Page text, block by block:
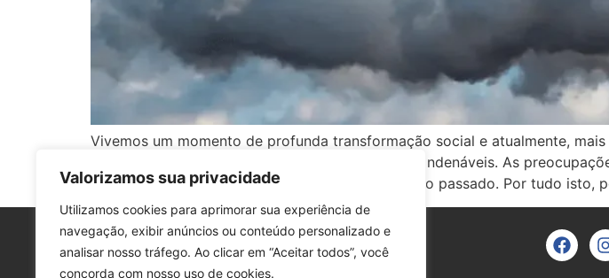
Valorizamos sua privacidade
Utilizamos cookies para aprimorar sua experiência de
navegação, exibir anúncios ou conteúdo personalizado e
analisar nosso tráfego. Ao clicar em “Aceitar todos”, você
concorda com nosso uso de cookies.
Vivemos um momento de profunda transformação social e atualmente,
de pensar na coletividade, são completamente condenáveis. As
presente, os efeitos das atitudes irresponsáveis do passado. Por tudo isto,
© 2026 - Laboratório CSL. Todos os direitos reservados.